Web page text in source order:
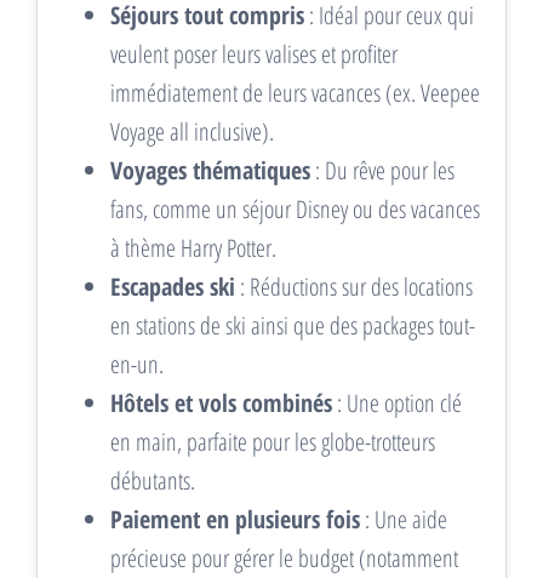
Séjours tout compris: Idéal pour ceux qui
veulent poser leurs valises et profiter
immédiatement de leurs vacances (ex. Veepee
Voyage all inclusive).
Voyages thématiques: Du rêve pour les
fans, comme un séjour Disney ou des vacances
à thème Harry Potter.
Escapades ski : Réductions sur des locations
en stations de ski ainsi que des packages tout-
en-un.
Hôtels et vols combinés: Une option clé
en main, parfaite pour les globe-trotteurs
débutants.
Paiement en plusieurs fois: Une aide
précieuse pour gérer le budget (notamment